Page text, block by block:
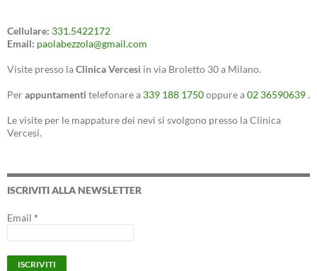
Cellulare: 331.5422172
Email: paolabezzola@gmail.com
Visite presso laClinica Vercesi in via Broletto 30 a Milano.
Perappuntamenti telefonare a 339 188 1750oppure a02 36590639.
Le visite per le mappature dei nevi si svolgono presso la Clinica
Vercesi.
ISCRIVITI ALLA NEWSLETTER
Email *